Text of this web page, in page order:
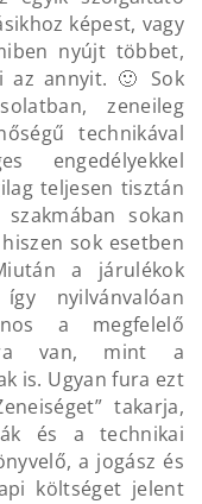
képest, vagy
nyújt többet,
az annyit. 🙂 Sok
zeneileg
technikával
engedélyekkel
teljesen tisztán
sokan
sok esetben
a járulékok
nyilvánvalóan
a megfelelő
ára van, mint a
is. Ugyan fura ezt
takarja,
és a technikai
a jogász és
költséget jelent